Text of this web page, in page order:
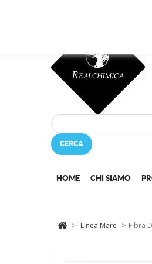
CERCA
HOME CHI SIAMO
> Linea Mare > Fibra